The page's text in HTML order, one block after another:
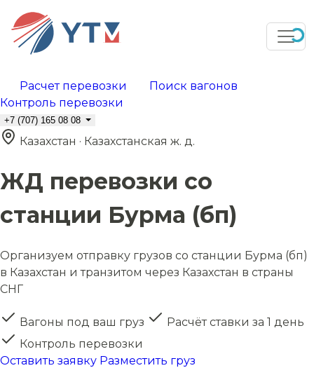
Расчет перевозки
Поиск вагонов
Контроль перевозки
+7 (707) 165 08 08
Казахстан · Казахстанская ж. д.
ЖД перевозки со
станции Бурма (бп)
Организуем отправку грузов со станции Бурма (бп)
в Казахстан и транзитом через Казахстан в страны
СНГ
Вагоны под ваш груз
Расчёт ставки за 1 день
Контроль перевозки
Оставить заявку Разместить груз